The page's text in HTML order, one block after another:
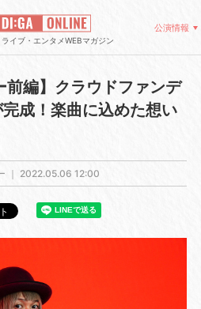
ライブ・エンタメWEBマガジン
公演情報
前編】クラウドファンデ
成！楽曲に込めた想い
｜ 2022.05.06 12:00